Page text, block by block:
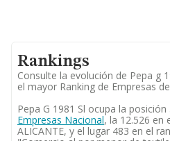
Rankings
Consulte la evolución de Pepa g
el mayor Ranking de Empresas
Pepa G 1981 Sl ocupa la posición
Empresas Nacional, la 12.526 en
ALICANTE, y el lugar 483 en el